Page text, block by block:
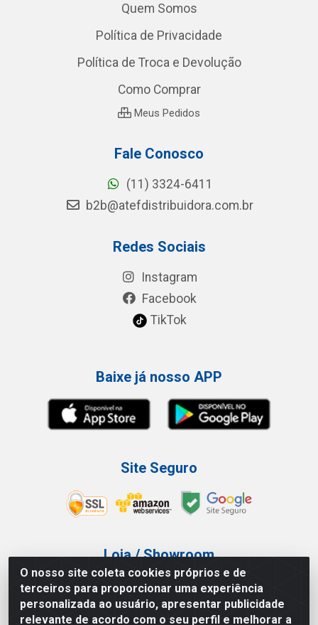
O nosso site coleta cookies próprios e de
terceiros para proporcionar uma experiência
personalizada ao usuário, apresentar publicidade
relevante de acordo com o seu perfil e melhorar a
Quem Somos
Política de Privacidade
Política de Troca e Devolução
Como Comprar
Meus Pedidos
Fale Conosco
(11) 3324-6411
b2b@atefdistribuidora.com.br
Redes Sociais
Instagram
Facebook
TikTok
Baixe já nosso APP
Site Seguro
Loja / Showroom
Tel.: (11) 3227-0546
Av Vautier, 587/597 - Pari - São Paulo/SP